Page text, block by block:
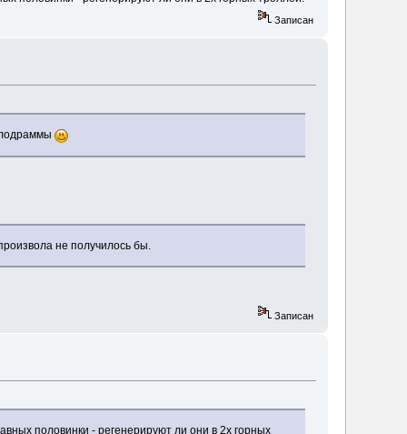
Записан
не получилось бы.
Записан
половинки - регенерируют ли они в 2х горных